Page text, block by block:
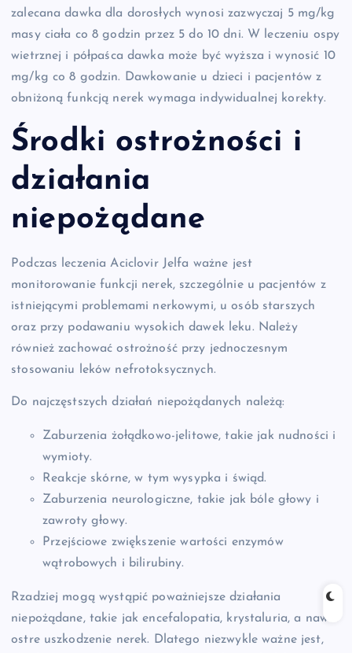
zalecana dawka dla dorosłych wynosi zazwyczaj 5 mg/kg
masy ciała co 8 godzin przez 5 do 10 dni. W leczeniu ospy
wietrznej i półpaśca dawka może być wyższa i wynosić 10
mg/kg co 8 godzin. Dawkowanie u dzieci i pacjentów z
obniżoną funkcją nerek wymaga indywidualnej korekty.
Środki ostrożności i
działania
niepożądane
Podczas leczenia Aciclovir Jelfa ważne jest
monitorowanie funkcji nerek, szczególnie u pacjentów z
istniejącymi problemami nerkowymi, u osób starszych
oraz przy podawaniu wysokich dawek leku. Należy
również zachować ostrożność przy jednoczesnym
stosowaniu leków nefrotoksycznych.
Do najczęstszych działań niepożądanych należą:
Zaburzenia żołądkowo-jelitowe, takie jak nudności i
wymioty.
Reakcje skórne, w tym wysypka i świąd.
Zaburzenia neurologiczne, takie jak bóle głowy i
zawroty głowy.
Przejściowe zwiększenie wartości enzymów
wątrobowych i bilirubiny.
Rzadziej mogą wystąpić poważniejsze działania
niepożądane, takie jak encefalopatia, krystaluria, a nawet
ostre uszkodzenie nerek. Dlatego niezwykle ważne jest,